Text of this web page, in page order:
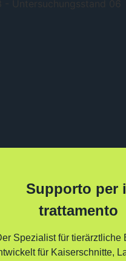
Supporto per
trattamento
Spezialist für tierärztliche
für Kaiserschnitte,